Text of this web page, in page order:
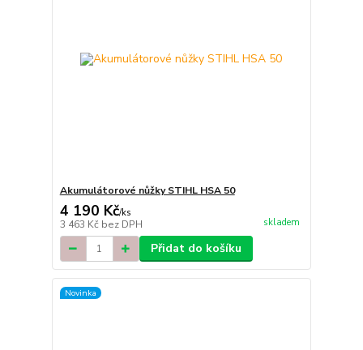
Akumulátorové nůžky STIHL HSA 50
4 190 Kč/ks
3 463 Kč bez DPH skladem
Přidat do košíku
Novinka